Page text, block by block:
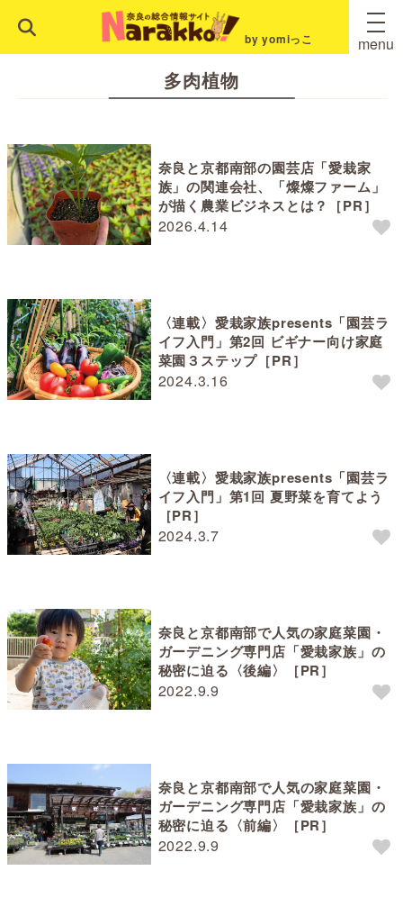
by yomiっこ menu
多肉植物
2026.4.14
奈良と京都南部の園芸店「愛栽家
族」の関連会社、「燦燦ファーム」
が描く農業ビジネスとは？［PR］
2024.3.16
〈連載〉愛栽家族presents「園芸ラ
イフ入門」第2回 ビギナー向け家庭
菜園３ステップ［PR］
2024.3.7
〈連載〉愛栽家族presents「園芸ラ
イフ入門」第1回 夏野菜を育てよう
［PR］
2022.9.9
奈良と京都南部で人気の家庭菜園・
ガーデニング専門店「愛栽家族」の
秘密に迫る〈後編〉［PR］
2022.9.9
奈良と京都南部で人気の家庭菜園・
ガーデニング専門店「愛栽家族」の
秘密に迫る〈前編〉［PR］